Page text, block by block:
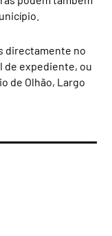
directamente no
de expediente, ou
de Olhão, Largo